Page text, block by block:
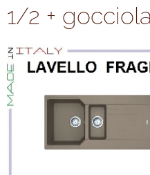
1/2 +